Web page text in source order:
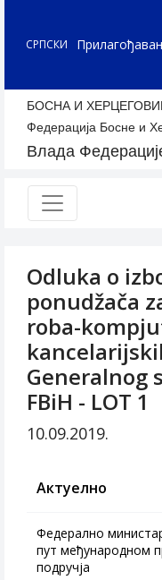
СРПСКИ
БОСНА И
Федерација Босне и
Влада
Odluka o
ponudžača
roba-
Generalnog
FBiH - LOT 1
10.09.2019.
Актуелно
Федерално
пут међународном
подручја